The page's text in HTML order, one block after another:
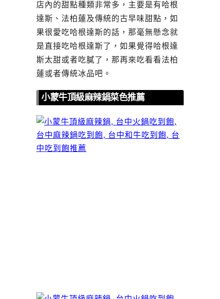
店內的甜點種類非常多，主要是有哈根
達斯、法柏蓮及傳統的古早味甜點，如
果很愛吃哈根達斯的話，那毫無懸念就
是直接吃哈根達斯了，如果覺得哈根達
斯太甜或者吃膩了，那再來吃看看法柏
蓮或者傳統冰品吧。
小蒙牛頂級麻辣鍋菜色推薦